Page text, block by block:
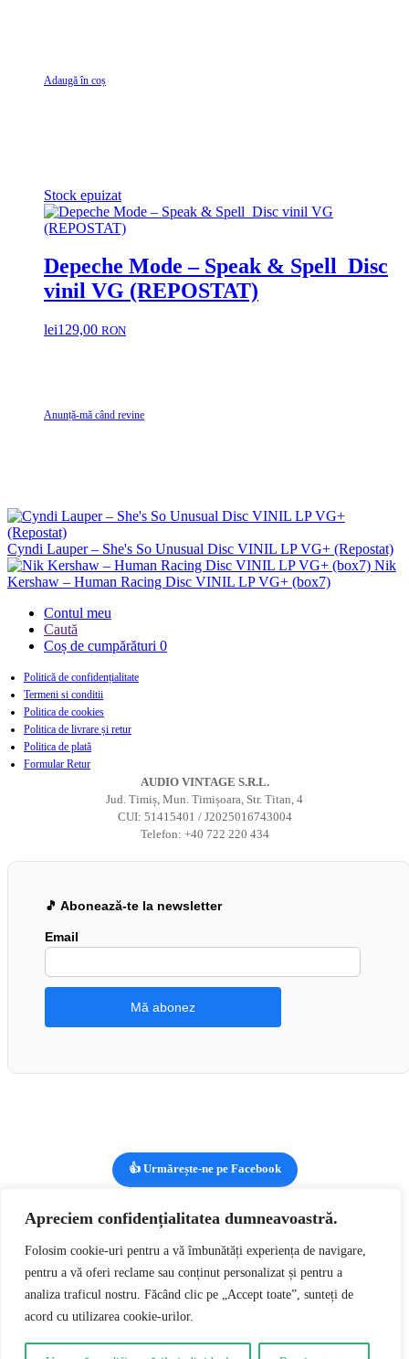
Apreciem confidențialitatea dumneavoastră.
Folosim cookie-uri pentru a vă îmbunătăți experiența de navigare,
pentru a vă oferi reclame sau conținut personalizat și pentru a
analiza traficul nostru. Făcând clic pe „Accept toate”, sunteți de
acord cu utilizarea cookie-urilor.
Adaugă în coș
Stock epuizat
Depeche Mode ‎– Speak & Spell Disc
vinil VG (REPOSTAT)
lei129,00 RON
Anunță-mă când revine
Cyndi Lauper – She's So Unusual Disc VINIL LP VG+ (Repostat)
Nik
Kershaw – Human Racing Disc VINIL LP VG+ (box7)
Contul meu
Caută
Coș de cumpărături 0
Politică de confidențialitate
Termeni si conditii
Politica de cookies
Politica de livrare și retur
Politica de plată
Formular Retur
AUDIO VINTAGE S.R.L.
Jud. Timiș, Mun. Timișoara, Str. Titan, 4
CUI: 51415401 / J2025016743004
Telefon: +40 722 220 434
🎵 Abonează-te la newsletter
Email
👍 Urmărește-ne pe Facebook
LP VG+ (box7) lei49,00 RON
Adaugă în coș